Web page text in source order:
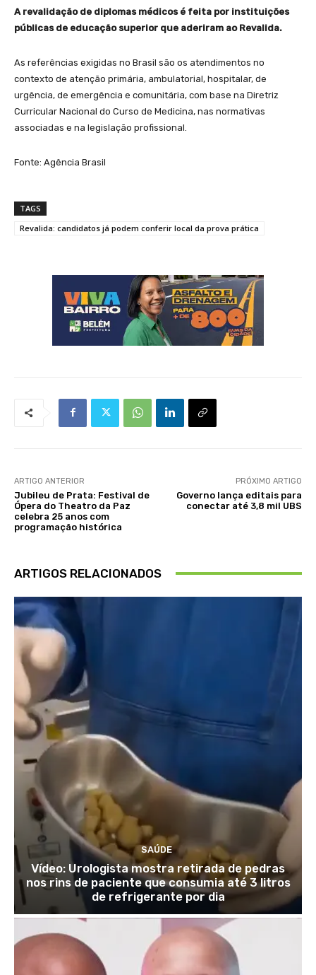
A revalidação de diplomas médicos é feita por instituições
públicas de educação superior que aderiram ao Revalida.
As referências exigidas no Brasil são os atendimentos no
contexto de atenção primária, ambulatorial, hospitalar, de
urgência, de emergência e comunitária, com base na Diretriz
Curricular Nacional do Curso de Medicina, nas normativas
associadas e na legislação profissional.
Fonte: Agência Brasil
TAGS
Revalida: candidatos já podem conferir local da prova prática
ARTIGO ANTERIOR
Jubileu de Prata: Festival de
Ópera do Theatro da Paz
celebra 25 anos com
programação histórica
PRÓXIMO ARTIGO
Governo lança editais para
conectar até 3,8 mil UBS
ARTIGOS RELACIONADOS
SAÚDE
Vídeo: Urologista mostra retirada de pedras
nos rins de paciente que consumia até 3 litros
de refrigerante por dia